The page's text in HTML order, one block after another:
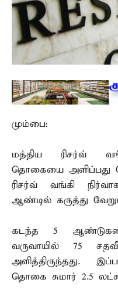
மும்பை:
மத்திய ரிசர்வ்
தொகையை அளிப்பது
ரிசர்வ் வங்கி
ஆண்டில் கருத்து
கடந்த 5
வருவாயில் 75
அளித்திருந்தது.
தொகை சுமார் 2.5